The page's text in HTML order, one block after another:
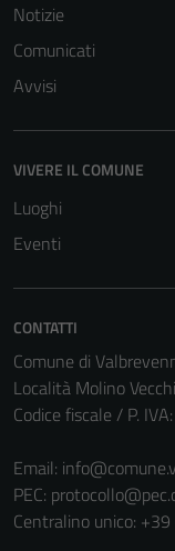
Notizie
Comunicati
Avvisi
VIVERE IL COMUNE
Luoghi
Eventi
CONTATTI
Comune di
Località Molino
Codice fiscale / P.
Email:
PEC:
Centralino unico: